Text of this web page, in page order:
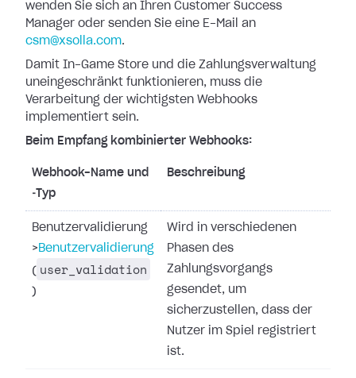
wenden Sie sich an Ihren Customer Success
Manager oder senden Sie eine E-Mail an
csm@xsolla.com.
Damit In-Game Store und die Zahlungsverwaltung
uneingeschränkt funktionieren, muss die
Verarbeitung der wichtigsten Webhooks
implementiert sein.
Beim Empfang kombinierter Webhooks:
Webhook-Name und
‑Typ
Beschreibung
Benutzervalidierung
> Benutzervalidierung
( user_validation
)
Wird in verschiedenen
Phasen des
Zahlungsvorgangs
gesendet, um
sicherzustellen, dass der
Nutzer im Spiel registriert
ist.